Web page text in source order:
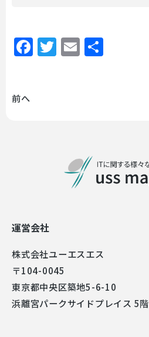
Facebook
Twitter
Email
前へ
運営会社
株式会社ユーエスエス
〒104-0045
東京都中央区築地5-6-10
浜離宮パークサイドプレイス 5階